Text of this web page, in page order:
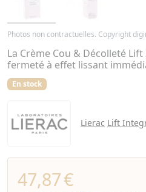
Photos non contractuelles. Copyright
La Crème Cou & Décolleté
fermeté à effet lissant
En stock
Lierac Lift
47,87€